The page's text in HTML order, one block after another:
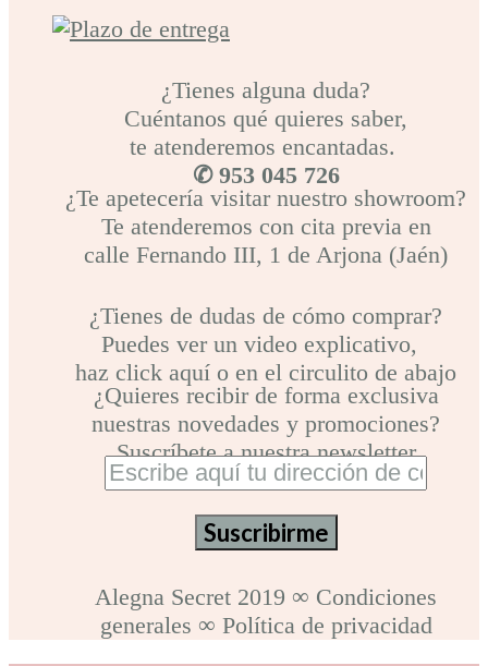
¿Tienes alguna duda?
Cuéntanos qué quieres saber,
te atenderemos encantadas.
✆ 953 045 726
¿Te apetecería visitar nuestro showroom?
Te atenderemos con cita previa en
calle Fernando III, 1 de Arjona (Jaén)
¿Tienes de dudas de cómo comprar?
Puedes ver un video explicativo,
haz click aquí o en el circulito de abajo
¿Quieres recibir de forma exclusiva
nuestras novedades y promociones?
Suscríbete a nuestra newsletter
Alegna Secret 2019 ∞ Condiciones
generales ∞ Política de privacidad